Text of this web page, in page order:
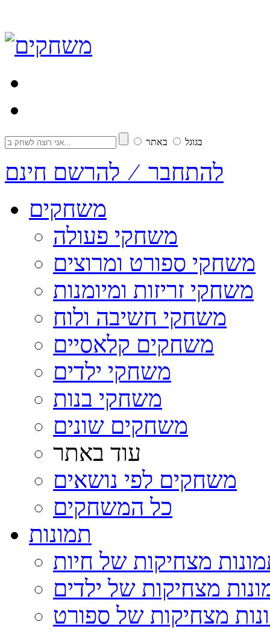
בגוגל באתר
להתחבר ⁄ להרשם חינם
משחקים
משחקי פעולה
משחקי ספורט ומרוצים
משחקי זריזות ומיומנות
משחקי חשיבה ולוח
משחקים קלאסיים
משחקי ילדים
משחקי בנות
משחקים שונים
עוד באתר
משחקים לפי נושאים
כל המשחקים
תמונות
מצחיקות של חיות
מצחיקות של ילדים
מצחיקות של ספורט